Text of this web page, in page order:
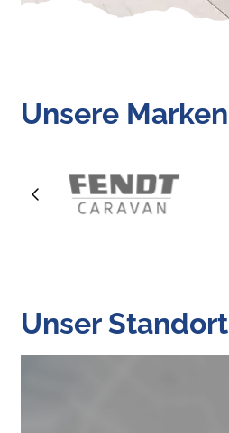
Unsere Marken
Unser Standort